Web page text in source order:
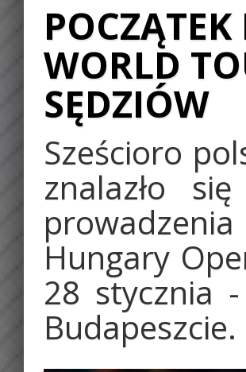
WORLD
SĘDZIÓW
Sześcioro
znalazło
Hungary
28 stycznia
Budapeszcie.